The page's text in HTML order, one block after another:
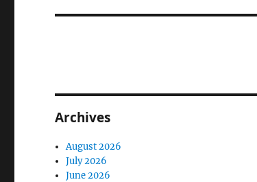
Archives
August 2026
July 2026
June 2026